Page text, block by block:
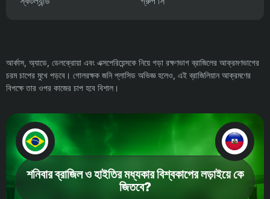
আর্কাস, অ্যাডে, ডেলক্রোয়া এবং এক্সপেরিয়েন্সকে নিয়ে গড়া রক্ষণভাগ ব্রাজিলের আক্রমণভাগের
চরম চাপের মুখে পড়বে। গোলরক্ষক জনি প্লাসিড অভিজ্ঞ হলেও, এই ব্রাজিলিয়ান আক্রমণের
বিপক্ষে তার ওপর কাজের চাপ হবে বিশাল।
শনিবার ব্রাজিল ও হাইতির মধ্যকার বিশ্বকাপের লড়াইয়ে কে
জিতবে?